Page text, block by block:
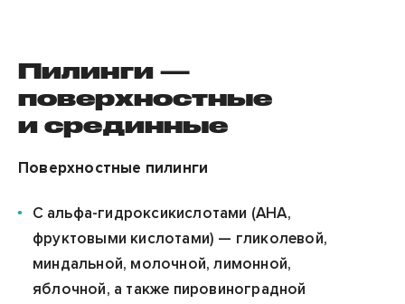
Пилинги —
поверхностные
и срединные
Поверхностные пилинги
С альфа-гидроксикислотами (АНА,
фруктовыми кислотами) — гликолевой,
миндальной, молочной, лимонной,
яблочной, а также пировиноградной